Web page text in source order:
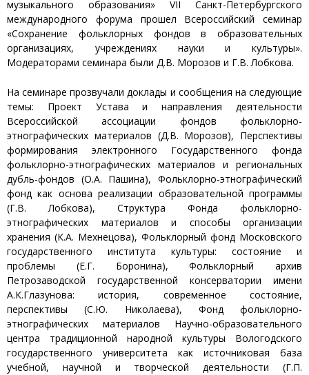
музыкального образования» VII Санкт-Петербургского
международного форума прошел Всероссийский семинар
«Сохранение фольклорных фондов в образовательных
организациях, учреждениях науки и культуры».
Модераторами семинара были Д.В. Морозов и Г.В. Лобкова.
На семинаре прозвучали доклады и сообщения на следующие
темы: Проект Устава и направления деятельности
Всероссийской ассоциации фондов фольклорно-
этнографических материалов (Д.В. Морозов), Перспективы
формирования электронного Государственного фонда
фольклорно-этнографических материалов и региональных
дубль-фондов (О.А. Пашина), Фольклорно-этнографический
фонд как основа реализации образовательной программы
(Г.В. Лобкова), Структура Фонда фольклорно-
этнографических материалов и способы организации
хранения (К.А. Мехнецова), Фольклорный фонд Московского
государственного института культуры: состояние и
проблемы (Е.Г. Боронина), Фольклорный архив
Петрозаводской государственной консерватории имени
А.К.Глазунова: история, современное состояние,
перспективы (С.Ю. Николаева), Фонд фольклорно-
этнографических материалов Научно-образовательного
центра традиционной народной культуры Вологодского
государственного университета как источниковая база
учебной, научной и творческой деятельности (Г.П.